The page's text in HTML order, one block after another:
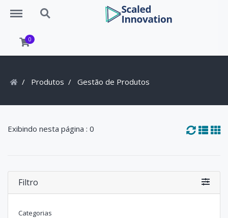
Menu Search
0
Produtos Gestão de Produtos
Exibindo nesta página : 0
Filtro
Categorias